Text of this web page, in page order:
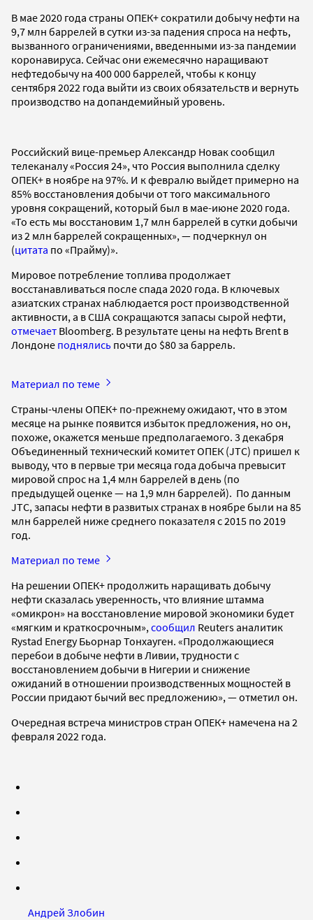
В мае 2020 года страны ОПЕК+ сократили добычу нефти на
9,7 млн баррелей в сутки из-за падения спроса на нефть,
вызванного ограничениями, введенными из-за пандемии
коронавируса. Сейчас они ежемесячно наращивают
нефтедобычу на 400 000 баррелей, чтобы к концу
сентября 2022 года выйти из своих обязательств и вернуть
производство на допандемийный уровень.
Российский вице-премьер Александр Новак сообщил
телеканалу «Россия 24», что Россия выполнила сделку
ОПЕК+ в ноябре на 97%. И к февралю выйдет примерно на
85% восстановления добычи от того максимального
уровня сокращений, который был в мае-июне 2020 года.
«То есть мы восстановим 1,7 млн баррелей в сутки добычи
из 2 млн баррелей сокращенных», — подчеркнул он
(цитата по «Прайму)».
Мировое потребление топлива продолжает
восстанавливаться после спада 2020 года. В ключевых
азиатских странах наблюдается рост производственной
активности, а в США сокращаются запасы сырой нефти,
отмечает Bloomberg. В результате цены на нефть Brent в
Лондоне поднялись почти до $80 за баррель.
Материал по теме
Страны-члены ОПЕК+ по-прежнему ожидают, что в этом
месяце на рынке появится избыток предложения, но он,
похоже, окажется меньше предполагаемого. 3 декабря
Объединенный технический комитет ОПЕК (JTC) пришел к
выводу, что в первые три месяца года добыча превысит
мировой спрос на 1,4 млн баррелей в день (по
предыдущей оценке — на 1,9 млн баррелей). По данным
JTC, запасы нефти в развитых странах в ноябре были на 85
млн баррелей ниже среднего показателя с 2015 по 2019
год.
Материал по теме
На решении ОПЕК+ продолжить наращивать добычу
нефти сказалась уверенность, что влияние штамма
«омикрон» на восстановление мировой экономики будет
«мягким и краткосрочным», сообщил Reuters аналитик
Rystad Energy Бьорнар Тонхауген. «Продолжающиеся
перебои в добыче нефти в Ливии, трудности с
восстановлением добычи в Нигерии и снижение
ожиданий в отношении производственных мощностей в
России придают бычий вес предложению», — отметил он.
Очередная встреча министров стран ОПЕК+ намечена на 2
февраля 2022 года.
Андрей Злобин